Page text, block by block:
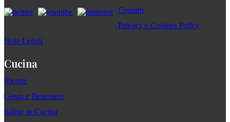
Contatti
Privacy e Cookies Policy
Note Legali
Cucina
Ricette
Gusto e Benessere
Salute in Cucina